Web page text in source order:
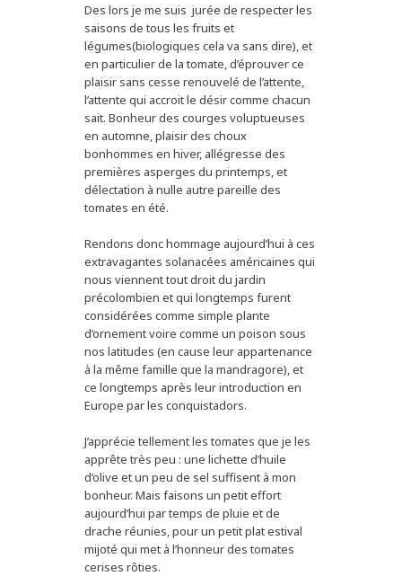
Des lors je me suis jurée de respecter les
saisons de tous les fruits et
légumes(biologiques cela va sans dire), et
en particulier de la tomate, d’éprouver ce
plaisir sans cesse renouvelé de l’attente,
l’attente qui accroit le désir comme chacun
sait. Bonheur des courges voluptueuses
en automne, plaisir des choux
bonhommes en hiver, allégresse des
premières asperges du printemps, et
délectation à nulle autre pareille des
tomates en été.
Rendons donc hommage aujourd’hui à ces
extravagantes solanacées américaines qui
nous viennent tout droit du jardin
précolombien et qui longtemps furent
considérées comme simple plante
d’ornement voire comme un poison sous
nos latitudes (en cause leur appartenance
à la même famille que la mandragore), et
ce longtemps après leur introduction en
Europe par les conquistadors.
J’apprécie tellement les tomates que je les
apprête très peu : une lichette d’huile
d’olive et un peu de sel suffisent à mon
bonheur. Mais faisons un petit effort
aujourd’hui par temps de pluie et de
drache réunies, pour un petit plat estival
mijoté qui met à l’honneur des tomates
cerises rôties.